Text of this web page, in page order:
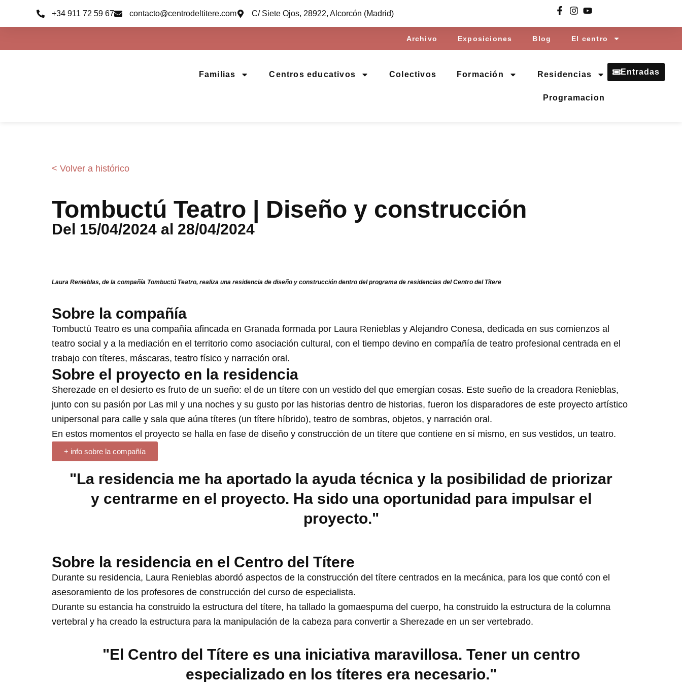
+34 911 72 59 67 contacto@centrodeltitere.com C/ Siete Ojos, 28922, Alcorcón (Madrid)
Archivo Exposiciones Blog El centro
Familias Centros educativos Colectivos Formación Residencias
Programacion
Entradas
< Volver a histórico
Tombuctú Teatro | Diseño y construcción
Del 15/04/2024 al 28/04/2024
Laura Renieblas, de la compañía Tombuctú Teatro, realiza una residencia de diseño y construcción dentro del programa de residencias del Centro del Títere
Sobre la compañía
Tombuctú Teatro es una compañía afincada en Granada formada por Laura Renieblas y Alejandro Conesa, dedicada en sus comienzos al
teatro social y a la mediación en el territorio como asociación cultural, con el tiempo devino en compañía de teatro profesional centrada en el
trabajo con títeres, máscaras, teatro físico y narración oral.
Sobre el proyecto en la residencia
Sherezade en el desierto es fruto de un sueño: el de un títere con un vestido del que emergían cosas. Este sueño de la creadora Renieblas,
junto con su pasión por Las mil y una noches y su gusto por las historias dentro de historias, fueron los disparadores de este proyecto artístico
unipersonal para calle y sala que aúna títeres (un títere híbrido), teatro de sombras, objetos, y narración oral.
En estos momentos el proyecto se halla en fase de diseño y construcción de un títere que contiene en sí mismo, en sus vestidos, un teatro.
+ info sobre la compañía
"La residencia me ha aportado la ayuda técnica y la posibilidad de priorizar
y centrarme en el proyecto. Ha sido una oportunidad para impulsar el
proyecto."
Sobre la residencia en el Centro del Títere
Durante su residencia, Laura Renieblas abordó aspectos de la construcción del títere centrados en la mecánica, para los que contó con el
asesoramiento de los profesores de construcción del curso de especialista.
Durante su estancia ha construido la estructura del títere, ha tallado la gomaespuma del cuerpo, ha construido la estructura de la columna
vertebral y ha creado la estructura para la manipulación de la cabeza para convertir a Sherezade en un ser vertebrado.
"El Centro del Títere es una iniciativa maravillosa. Tener un centro
especializado en los títeres era necesario."